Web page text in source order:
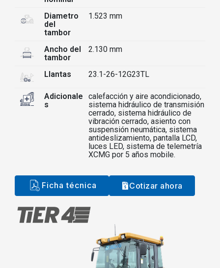
Diametro
del
tambor
1.523 mm
Ancho del
tambor
2.130 mm
Llantas 23.1-26-12G23TL
Adicionale
s
calefacción y aire acondicionado,
sistema hidráulico de transmisión
cerrado, sistema hidráulico de
vibración cerrado, asiento con
suspensión neumática, sistema
antideslizamiento, pantalla LCD,
luces LED, sistema de telemetría
XCMG por 5 años mobile.
Ficha técnica Cotizar ahora